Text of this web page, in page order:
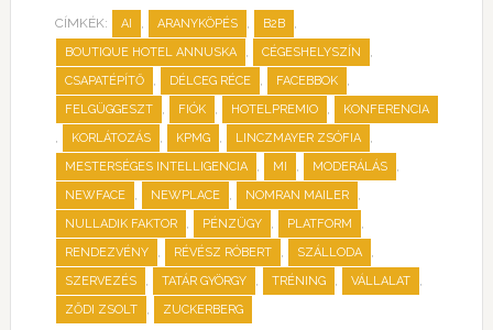
CÍMKÉK: AI , ARANYKÖPÉS , B2B ,
BOUTIQUE HOTEL ANNUSKA , CÉGESHELYSZÍN ,
CSAPATÉPÍTŐ , DÉLCEG RÉCE , FACEBBOK ,
FELGÜGGESZT , FIÓK , HOTELPREMIO , KONFERENCIA
, KORLÁTOZÁS , KPMG , LINCZMAYER ZSÓFIA ,
MESTERSÉGES INTELLIGENCIA , MI , MODERÁLÁS ,
NEWFACE , NEWPLACE , NOMRAN MAILER ,
NULLADIK FAKTOR , PÉNZÜGY , PLATFORM ,
RENDEZVÉNY , RÉVÉSZ RÓBERT , SZÁLLODA ,
SZERVEZÉS , TATÁR GYÖRGY , TRÉNING , VÁLLALAT ,
ZŐDI ZSOLT , ZUCKERBERG